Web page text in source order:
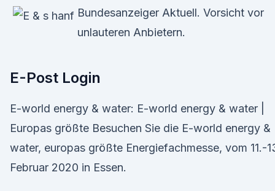
Bundesanzeiger Aktuell. Vorsicht vor
unlauteren Anbietern.
E-Post Login
E-world energy & water: E-world energy & water |
Europas größte Besuchen Sie die E-world energy &
water, europas größte Energiefachmesse, vom 11.-
Februar 2020 in Essen.